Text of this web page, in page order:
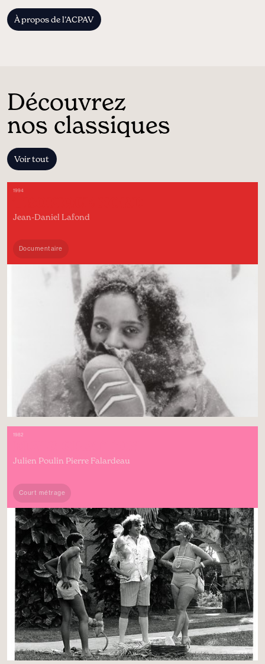
À propos de l’ACPAV
Découvrez
nos classiques
Voir tout
1994
Jean-Daniel Lafond
Documentaire
1982
Julien Poulin Pierre Falardeau
Court métrage